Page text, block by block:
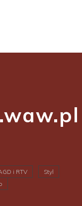
i RTV
Styl